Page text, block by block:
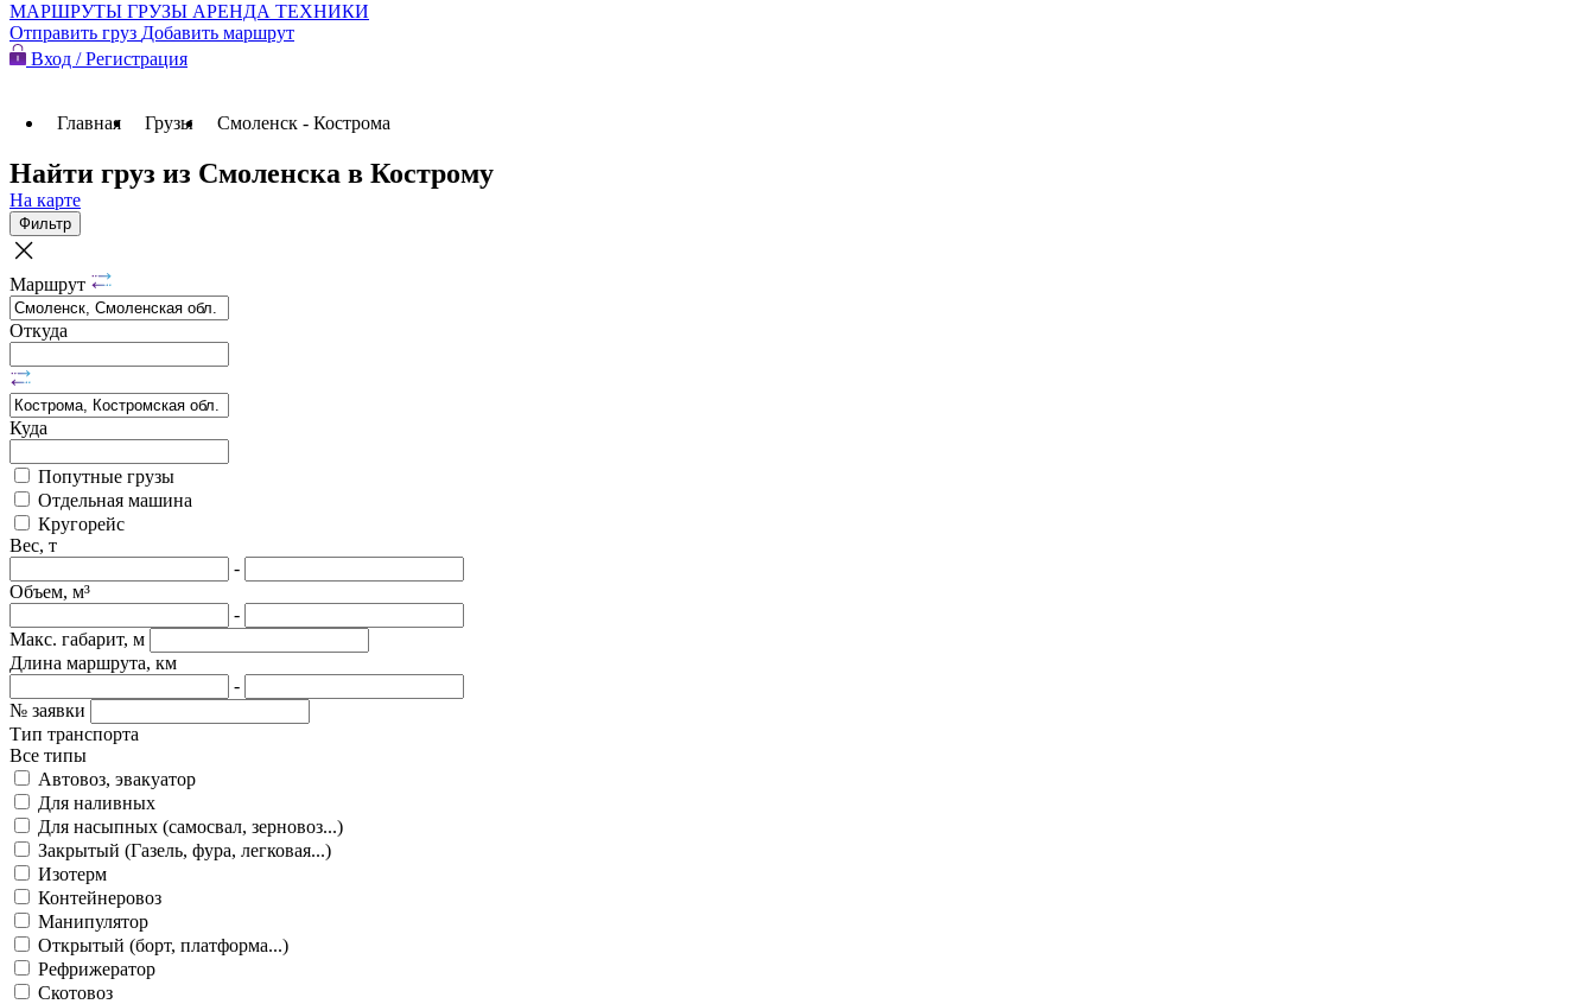
МАРШРУТЫ ГРУЗЫ АРЕНДА ТЕХНИКИ
Отправить груз Добавить маршрут
Вход / Регистрация
Главная Грузы Смоленск - Кострома
Найти груз из Смоленска в Кострому
На карте
Фильтр
Маршрут
Откуда
Куда
Попутные грузы
Отдельная машина
Кругорейс
Вес, т
-
Объем, м³
-
Макс. габарит, м
Длина маршрута, км
-
№ заявки
Тип транспорта
Все типы
Автовоз, эвакуатор
Для наливных
Для насыпных (самосвал, зерновоз...)
Закрытый (Газель, фура, легковая...)
Изотерм
Контейнеровоз
Манипулятор
Открытый (борт, платформа...)
Рефрижератор
Скотовоз